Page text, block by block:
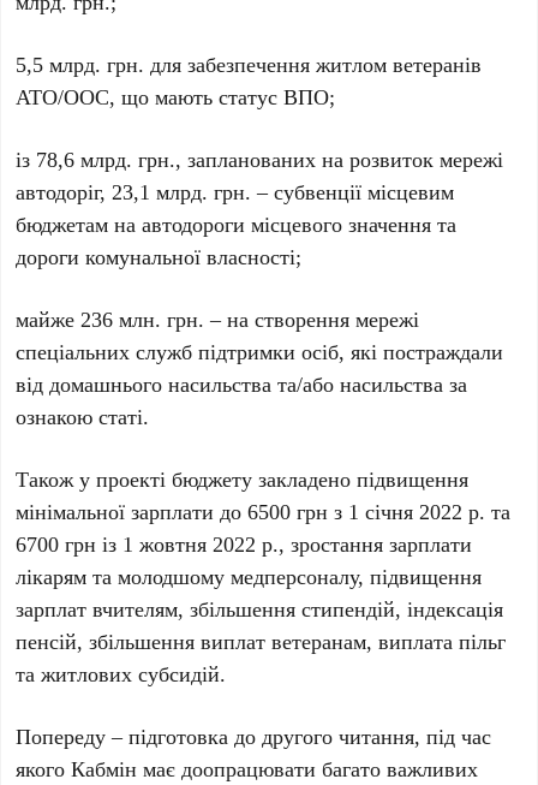
5,5 млрд. грн. для забезпечення житлом ветеранів
АТО/ООС, що мають статус ВПО;
із 78,6 млрд. грн., запланованих на розвиток мережі
автодоріг, 23,1 млрд. грн. – субвенції місцевим
бюджетам на автодороги місцевого значення та
дороги комунальної власності;
майже 236 млн. грн. – на створення мережі
спеціальних служб підтримки осіб, які постраждали
від домашнього насильства та/або насильства за
ознакою статі.
Також у проекті бюджету закладено підвищення
мінімальної зарплати до 6500 грн з 1 січня 2022 р. та
6700 грн із 1 жовтня 2022 р., зростання зарплати
лікарям та молодшому медперсоналу, підвищення
зарплат вчителям, збільшення стипендій, індексація
пенсій, збільшення виплат ветеранам, виплата пільг
та житлових субсидій.
Попереду – підготовка до другого читання, під час
якого Кабмін має доопрацювати багато важливих